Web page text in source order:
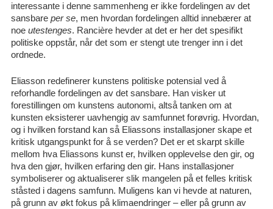
interessante i denne sammenheng er ikke fordelingen av det
sansbare per se, men hvordan fordelingen alltid innebærer at
noe utestenges. Rancière hevder at det er her det spesifikt
politiske oppstår, når det som er stengt ute trenger inn i det
ordnede.
Eliasson redefinerer kunstens politiske potensial ved å
reforhandle fordelingen av det sansbare. Han visker ut
forestillingen om kunstens autonomi, altså tanken om at
kunsten eksisterer uavhengig av samfunnet forøvrig. Hvordan,
og i hvilken forstand kan så Eliassons installasjoner skape et
kritisk utgangspunkt for å se verden? Det er et skarpt skille
mellom hva Eliassons kunst er, hvilken opplevelse den gir, og
hva den gjør, hvilken erfaring den gir. Hans installasjoner
symboliserer og aktualiserer slik mangelen på et felles kritisk
ståsted i dagens samfunn. Muligens kan vi hevde at naturen,
på grunn av økt fokus på klimaendringer – eller på grunn av